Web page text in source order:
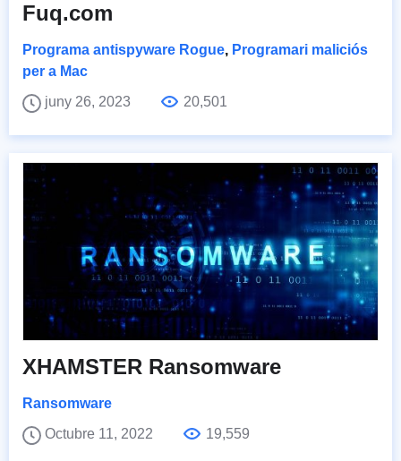
Fuq.com
Programa antispyware Rogue, Programari maliciós
per a Mac
juny 26, 2023
20,501
XHAMSTER Ransomware
Ransomware
Octubre 11, 2022
19,559